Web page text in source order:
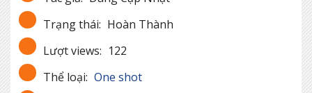
Trạng thái: Hoàn Thành
Lượt views: 122
Thể loại: One shot